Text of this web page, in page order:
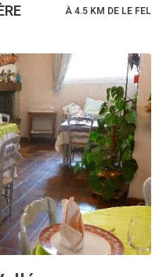
À 4.5 KM DE LE FEL